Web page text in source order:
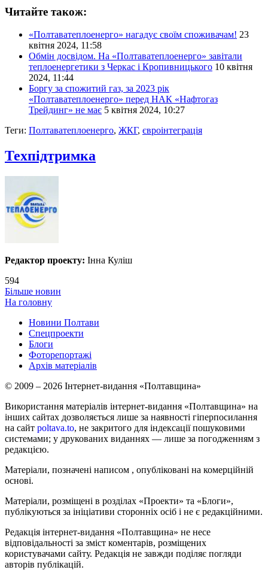
Читайте також:
«Полтаватеплоенерго» нагадує своїм споживачам! 23
квітня 2024, 11:58
Обмін досвідом. На «Полтаватеплоенерго» завітали
теплоенергетики з Черкас і Кропивницького 10 квітня
2024, 11:44
Боргу за спожитий газ, за 2023 рік
«Полтаватеплоенерго» перед НАК «Нафтогаз
Трейдинг» не має 5 квітня 2024, 10:27
Теги: Полтаватеплоенерго, ЖКГ, євроінтеграція
Техпідтримка
Редактор проекту: Інна Куліш
594
Більше новин
На головну
Новини Полтави
Спецпроекти
Блоги
Фоторепортажі
Архів матеріалів
© 2009 – 2026 Інтернет-видання «Полтавщина»
Використання матеріалів інтернет-видання «Полтавщина» на
інших сайтах дозволяється лише за наявності гіперпосилання
на сайт poltava.to, не закритого для індексації пошуковими
системами; у друкованих виданнях — лише за погодженням з
редакцією.
Матеріали, позначені написом , опубліковані на комерційній
основі.
Матеріали, розміщені в розділах «Проекти» та «Блоги»,
публікуються за ініціативи сторонніх осіб і не є редакційними.
Редакція інтернет-видання «Полтавщина» не несе
відповідальності за зміст коментарів, розміщених
користувачами сайту. Редакція не завжди поділяє погляди
авторів публікацій.